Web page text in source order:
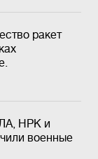
ракет
НРК и
военные